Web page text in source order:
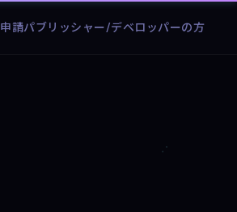
請パブリッシャー/デベロッパーの方